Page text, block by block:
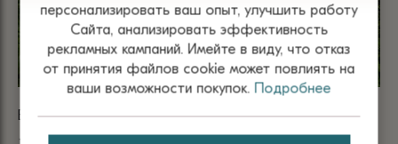
БРЮКИ БЕЛЫЕ ИЗ ВИСКОЗЫ И ЛЬНА НА РЕЗИНКЕ 5014
персонализировать ваш опыт, улучшить работу
Сайта, анализировать эффективность
рекламных кампаний. Имейте в виду, что отказ
от принятия файлов сооkіе может повлиять на
ваши возможности покупок. Подробнее